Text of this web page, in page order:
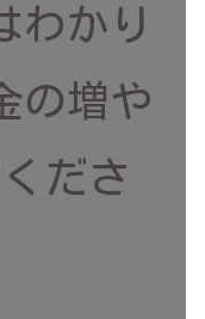
わかり
の増や
ださ